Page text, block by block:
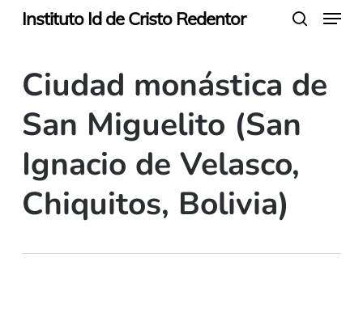
Skip
content
Instituto Id de Cristo Redentor Menu
Ciudad monástica de
San Miguelito (San
Ignacio de Velasco,
Chiquitos, Bolivia)